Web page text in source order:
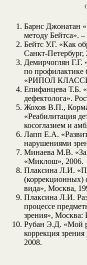
Барнс Джонатан
методу Бейтса».
Бейтс У.Г. «Как
Санкт-Петербург,
Демирчоглян Г.Г.
по профилактике
«РИПОЛ
Епифанцева Т.Б.
дефектолога».
Жохов В.П.,
«Реабилитация
косоглазием и
Лапп Е.А.
нарушениями
Минаева М.В.
«Миклош», 2006.
Плаксина Л.И.
(коррекционных)
вида», Москва,
Плаксина Л.И.
процессе
зрения»,
Рубан Э.Д. «Мой
коррекция
2008.